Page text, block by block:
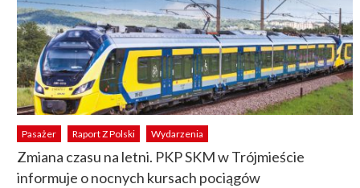
Pasażer Raport Z Polski Wydarzenia
Zmiana czasu na letni. PKP SKM w Trójmieście
informuje o nocnych kursach pociągów